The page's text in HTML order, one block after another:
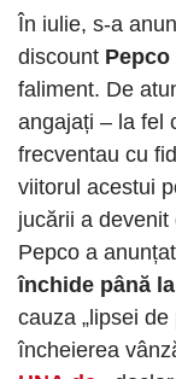
În iulie, s-a
discount
faliment. De
angajați – la fel
frecventau cu
viitorul acestui
jucării a
Pepco a
închide până
cauza „lipsei
încheierea